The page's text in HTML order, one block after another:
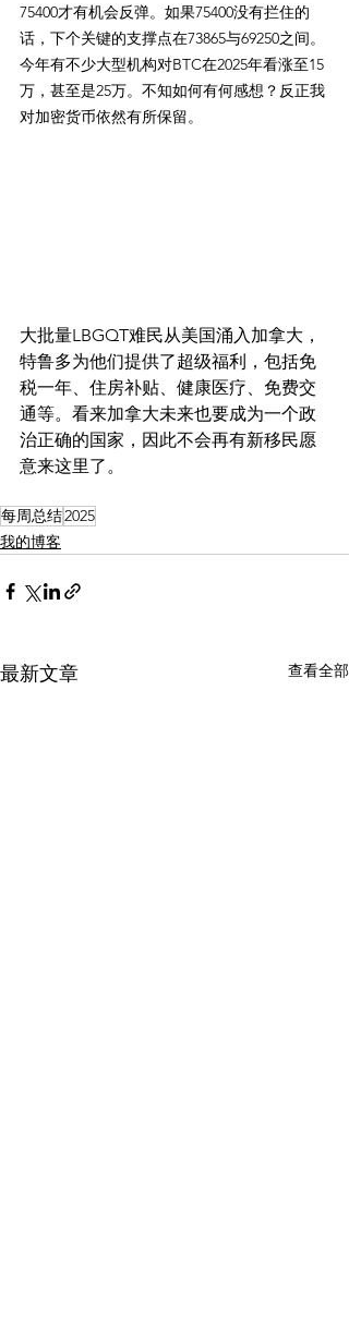
75400才有机会反弹。如果75400没有拦住的
话，下个关键的支撑点在73865与69250之间。
今年有不少大型机构对BTC在2025年看涨至15
万，甚至是25万。不知如何有何感想？反正我
对加密货币依然有所保留。
大批量LBGQT难民从美国涌入加拿大，
特鲁多为他们提供了超级福利，包括免
税一年、住房补贴、健康医疗、免费交
通等。看来加拿大未来也要成为一个政
治正确的国家，因此不会再有新移民愿
意来这里了。
每周总结2025
我的博客
最新文章 查看全部